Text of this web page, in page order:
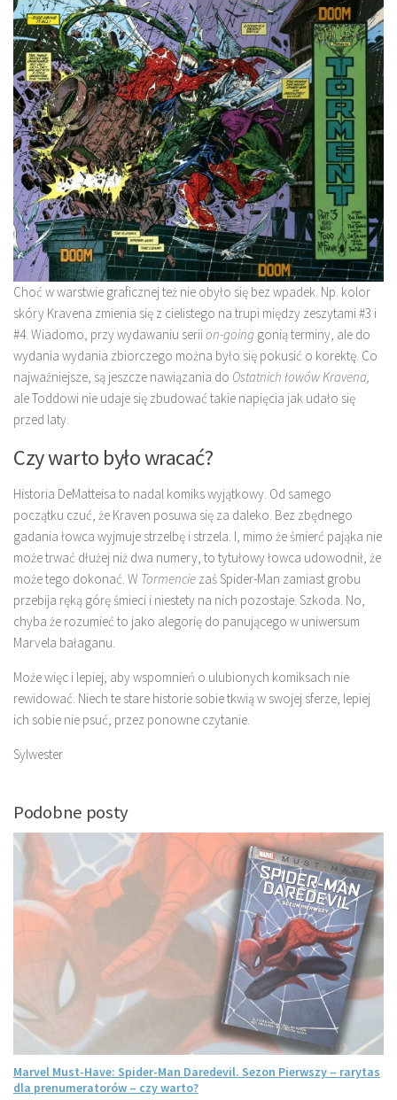
Choć w warstwie graficznej też nie obyło się bez wpadek. Np. kolor
skóry Kravena zmienia się z cielistego na trupi między zeszytami #3 i
#4. Wiadomo, przy wydawaniu seriion-going gonią terminy, ale do
wydania wydania zbiorczego można było się pokusić o korektę. Co
najważniejsze, są jeszcze nawiązania do Ostatnich łowówKravena,
ale Toddowi nie udaje się zbudować takie napięcia jak udało się
przed laty.
Czy warto było wracać?
Historia DeMatteisa to nadal komiks wyjątkowy. Od samego
początku czuć, że Kraven posuwa się za daleko. Bez zbędnego
gadania łowca wyjmuje strzelbę i strzela. I, mimo że śmierć pająka nie
może trwać dłużej niż dwa numery, to tytułowy łowca udowodnił, że
może tego dokonać. W Tormencie zaś Spider-Man zamiast grobu
przebija ręką górę śmieci i niestety na nich pozostaje. Szkoda. No,
chyba że rozumieć to jako alegorię do panującego w uniwersum
Marvela bałaganu.
Może więc i lepiej, aby wspomnień o ulubionych komiksach nie
rewidować. Niech te stare historie sobie tkwią w swojej sferze, lepiej
ich sobie nie psuć, przez ponowne czytanie.
Sylwester
Podobne posty
Marvel Must-Have: Spider-Man Daredevil. Sezon Pierwszy – rarytas
dla prenumeratorów – czy warto?